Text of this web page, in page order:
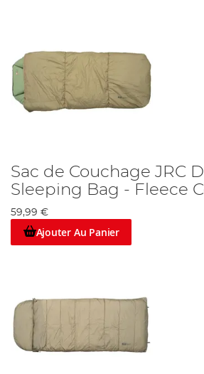
Sac de Couchage JRC
Sleeping Bag - Fleece
59,99 €
Ajouter Au Panier